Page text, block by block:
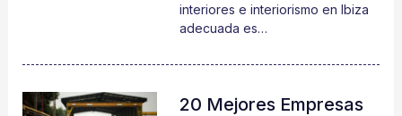
interiores e interiorismo en Ibiza
adecuada es…
20 Mejores Empresas